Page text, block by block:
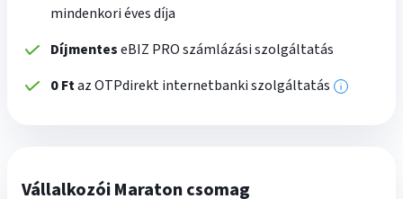
mindenkori éves díja
DíjmenteseBIZ PRO számlázási szolgáltatás
0 Ftaz OTPdirekt internetbanki szolgáltatás
További
Vállalkozói Maraton csomag